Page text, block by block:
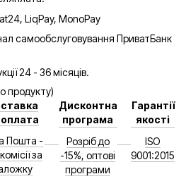
LiqPay, MonoPay
самообслуговування ПриватБанк
24 - 36 місяців.
продукту)
Пошта -
за
Дисконтна
програма
Розріб до
-15%, оптові
програми
Гарантії
якості
ISO
9001:2015